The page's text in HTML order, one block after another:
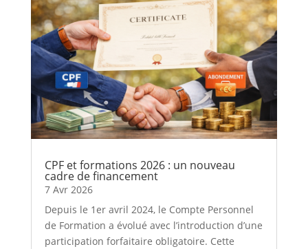
CPF et formations 2026 : un nouveau
cadre de financement
7 Avr 2026
Depuis le 1er avril 2024, le Compte Personnel
de Formation a évolué avec l’introduction d’une
participation forfaitaire obligatoire. Cette